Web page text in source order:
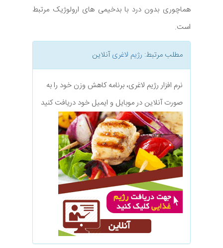
هماچوری بدون درد با بدخیمی های ارولوژیک مرتبط
است.
مطلب مرتبط: رژیم لاغریآنلاین
نرم افزار رژیم لاغری، برنامه کاهش وزن خود را به
صورت آنلاین در موبایل و ایمیل خود دریافت کنید